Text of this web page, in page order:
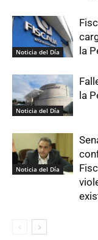
Noticia del Día
la
Noticia del Día
la
Noticia del Día